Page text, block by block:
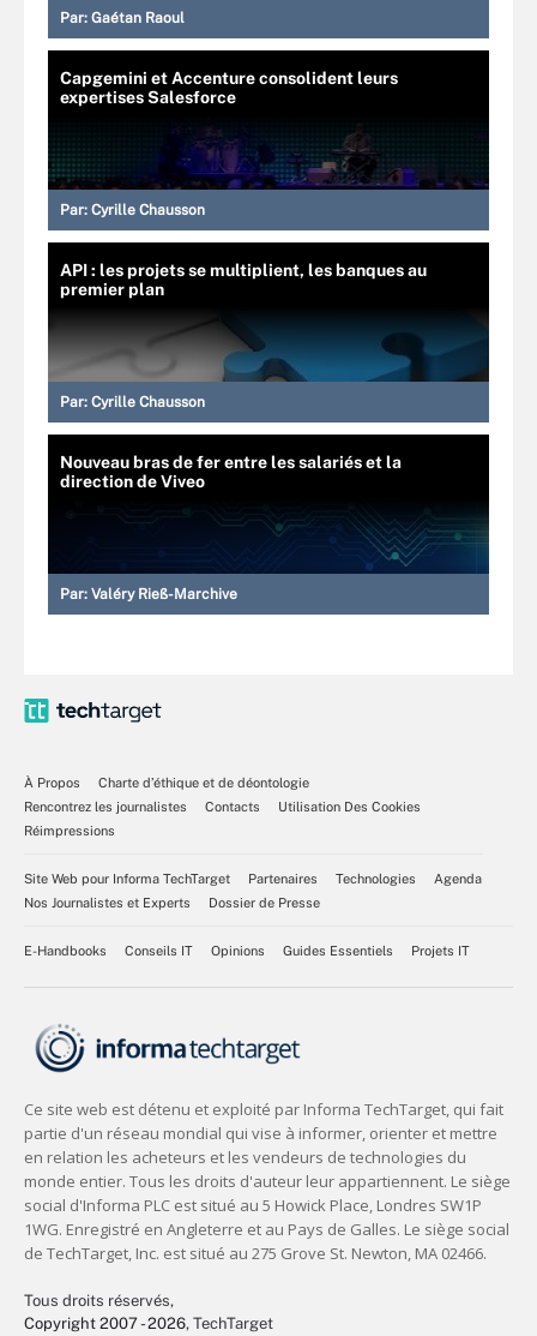
Par: Gaétan Raoul
Capgemini et Accenture consolident leurs
expertises Salesforce
Par: Cyrille Chausson
API : les projets se multiplient, les banques au
premier plan
Par: Cyrille Chausson
Nouveau bras de fer entre les salariés et la
direction de Viveo
Par: Valéry Rieß-Marchive
À Propos
Charte d’éthique et de déontologie
Rencontrez les journalistes
Contacts
Utilisation Des Cookies
Réimpressions
Site Web pour Informa TechTarget Partenaires Technologies
Agenda
Nos Journalistes et Experts
Dossier de Presse
E-Handbooks Conseils IT Opinions Guides Essentiels Projets IT
Tous droits réservés,
Copyright 2007 - 2026, TechTarget